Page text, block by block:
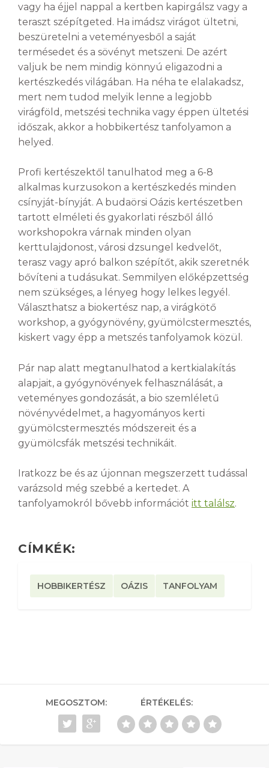
vagy ha éjjel nappal a kertben kapirgálsz vagy a
teraszt szépítgeted. Ha imádsz virágot ültetni,
beszüretelni a veteményesből a saját
termésedet és a sövényt metszeni. De azért
valjuk be nem mindig könnyú eligazodni a
kertészkedés világában. Ha néha te elalakadsz,
mert nem tudod melyik lenne a legjobb
virágföld, metszési technika vagy éppen ültetési
időszak, akkor a hobbikertész tanfolyamon a
helyed.
Profi kertészektől tanulhatod meg a 6-8
alkalmas kurzusokon a kertészkedés minden
csínyját-bínyját. A budaörsi Oázis kertészetben
tartott elméleti és gyakorlati részből álló
workshopokra várnak minden olyan
kerttulajdonost, városi dzsungel kedvelőt,
terasz vagy apró balkon szépítőt, akik szeretnék
bővíteni a tudásukat. Semmilyen előképzettség
nem szükséges, a lényeg hogy lelkes legyél.
Választhatsz a biokertész nap, a virágkötő
workshop, a gyógynövény, gyümölcstermesztés,
kiskert vagy épp a metszés tanfolyamok közül.
Pár nap alatt megtanulhatod a kertkialakítás
alapjait, a gyógynövények felhasználását, a
veteményes gondozását, a bio szemléletű
növényvédelmet, a hagyományos kerti
gyümölcstermesztés módszereit és a
gyümölcsfák metszési technikáit.
Iratkozz be és az újonnan megszerzett tudással
varázsold még szebbé a kertedet. A
tanfolyamokról bővebb információt itt találsz.
CÍMKÉK:
HOBBIKERTÉSZ OÁZIS TANFOLYAM
MEGOSZTOM: ÉRTÉKELÉS: